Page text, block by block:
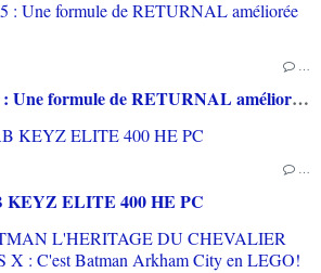
…
[TEST] SAROS PS5 : Une formule de RETURNAL améliorée et interessante
…
ELITE 400 HE PC